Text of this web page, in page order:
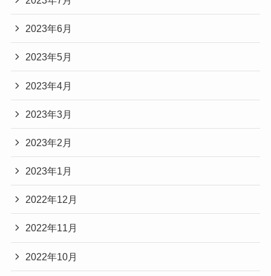
2023年6月
2023年5月
2023年4月
2023年3月
2023年2月
2023年1月
2022年12月
2022年11月
2022年10月